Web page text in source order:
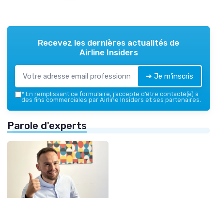
Recevez les dernières actualités de
Airline Insiders
➔ Je m'inscris
* En remplissant ce formulaire, j’accepte d’être contacté(e) à
des fins commerciales par Airline Insiders et ses partenaires.
Parole d'experts